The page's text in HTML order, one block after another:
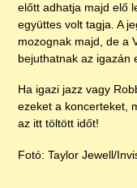
előtt adhatja majd elő
együttes volt tagja. A
mozognak majd, de a
bejuthatnak az igazán
Ha igazi jazz vagy
ezeket a koncerteket,
az itt töltött időt!
Fotó: Taylor Jewell/